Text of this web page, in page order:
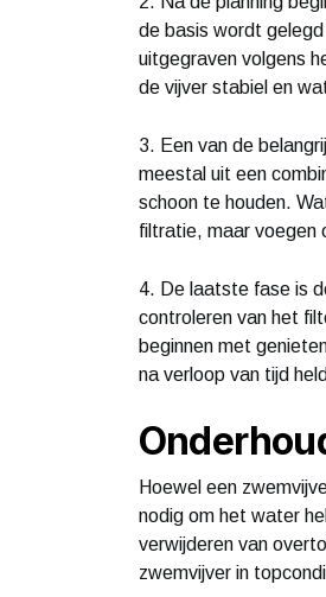
de basis wordt
uitgegraven volgens
de vijver stabiel en
3. Een van de
meestal uit een
schoon te houden.
filtratie, maar voegen
4. De laatste fase is
controleren van het
beginnen met
na verloop van tijd
Hoewel een
nodig om het water
verwijderen van
zwemvijver in